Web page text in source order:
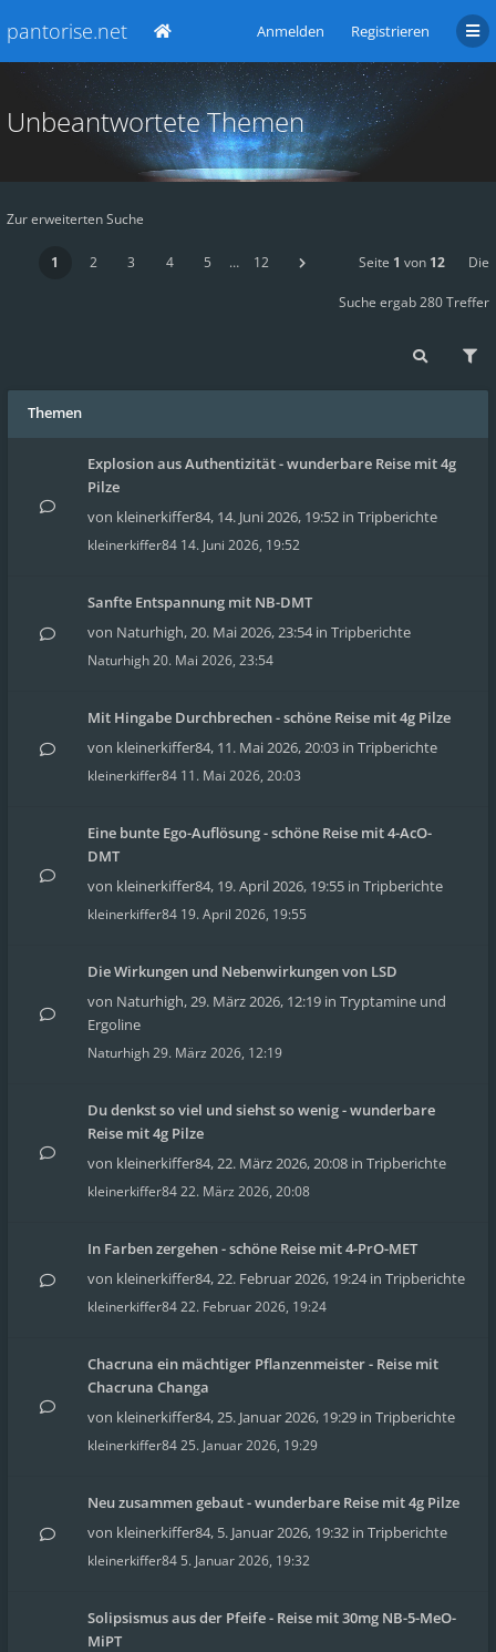
pantorise.net Anmelden Registrieren
Unbeantwortete Themen
Zur erweiterten Suche
1 2 3 4 5 … 12 Seite 1 von 12 Die
Suche ergab 280 Treffer
Themen
Explosion aus Authentizität - wunderbare Reise mit 4g
Pilze
von kleinerkiffer84, 14. Juni 2026, 19:52 in Tripberichte
kleinerkiffer84 14. Juni 2026, 19:52
Sanfte Entspannung mit NB-DMT
von Naturhigh,20. Mai 2026, 23:54in Tripberichte
Naturhigh20. Mai 2026, 23:54
Mit Hingabe Durchbrechen - schöne Reise mit 4g Pilze
von kleinerkiffer84, 11. Mai 2026, 20:03 in Tripberichte
kleinerkiffer84 11. Mai 2026, 20:03
Eine bunte Ego-Auflösung - schöne Reise mit 4-AcO-
DMT
von kleinerkiffer84, 19. April 2026, 19:55 in Tripberichte
kleinerkiffer84 19. April 2026, 19:55
Die Wirkungen und Nebenwirkungen von LSD
von Naturhigh,29. März 2026, 12:19 in Tryptamine und
Ergoline
Naturhigh29. März 2026, 12:19
Du denkst so viel und siehst so wenig - wunderbare
Reise mit 4g Pilze
von kleinerkiffer84,22. März 2026, 20:08 in Tripberichte
kleinerkiffer8422. März 2026, 20:08
In Farben zergehen - schöne Reise mit 4-PrO-MET
von kleinerkiffer84,22. Februar 2026, 19:24in Tripberichte
kleinerkiffer8422. Februar 2026, 19:24
Chacruna ein mächtiger Pflanzenmeister - Reise mit
Chacruna Changa
von kleinerkiffer84,25. Januar 2026, 19:29 in Tripberichte
kleinerkiffer8425. Januar 2026, 19:29
Neu zusammen gebaut - wunderbare Reise mit 4g Pilze
von kleinerkiffer84, 5. Januar 2026, 19:32 in Tripberichte
kleinerkiffer84 5. Januar 2026, 19:32
Solipsismus aus der Pfeife - Reise mit 30mg NB-5-MeO-
MiPT